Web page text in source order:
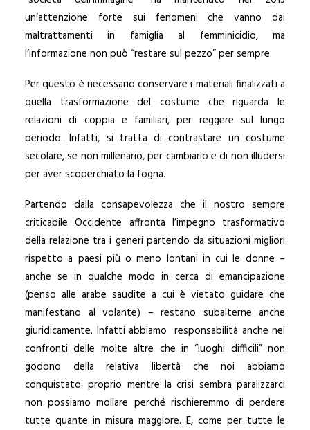
un’attenzione forte sui fenomeni che vanno dai
maltrattamenti in famiglia al femminicidio, ma
l’informazione non può “restare sul pezzo” per sempre.
Per questo è necessario conservare i materiali finalizzati a
quella trasformazione del costume che riguarda le
relazioni di coppia e familiari, per reggere sul lungo
periodo. Infatti, si tratta di contrastare un costume
secolare, se non millenario, per cambiarlo e di non illudersi
per aver scoperchiato la fogna.
Partendo dalla consapevolezza che il nostro sempre
criticabile Occidente affronta l’impegno trasformativo
della relazione tra i generi partendo da situazioni migliori
rispetto a paesi più o meno lontani in cui le donne –
anche se in qualche modo in cerca di emancipazione
(penso alle arabe saudite a cui è vietato guidare che
manifestano al volante) – restano subalterne anche
giuridicamente. Infatti abbiamo responsabilità anche nei
confronti delle molte altre che in “luoghi difficili” non
godono della relativa libertà che noi abbiamo
conquistato: proprio mentre la crisi sembra paralizzarci
non possiamo mollare perché rischieremmo di perdere
tutte quante in misura maggiore. E, come per tutte le